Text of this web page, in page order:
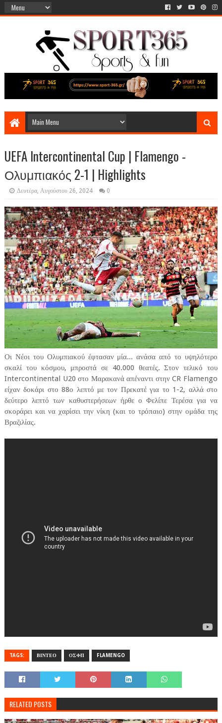
UEFA Intercontinental Cup | Flamengo -
Ολυμπιακός 2-1 | Highlights
Δευτέρα, Αυγούστου 26, 2024 0
Οι Νέοι του Ολυμπιακού έφτασαν μία... ανάσα από το υψηλότερο
σκαλί του κόσμου, μπροστά σε 40.000 θεατές. Στον τελικό του
Intercontinental U20 στο Μαρακανά απέναντι στην CR Flamengo
είχαν δοκάρι στο 88ο λεπτό με τον Πρεκατέ για το 1-2, αλλά στο
δεύτερο λεπτό των καθυστερήσεων ήρθε ο Φελίπε Τερέσα για να
σκοράρει και να χαρίσει την νίκη (και το τρόπαιο) στην ομάδα της
Βραζιλίας.
TAGS: ΒΙΝΤΕΟ ΟΣΦΠ FLAMENGO
RELATED POSTS